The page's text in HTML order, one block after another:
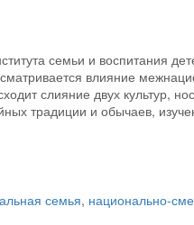
семьи и воспитания
влияние
слияние двух культур,
традиции и обычаев,
семья, национально-